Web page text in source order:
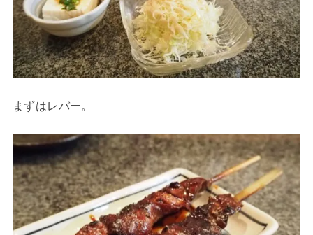
まずはレバー。